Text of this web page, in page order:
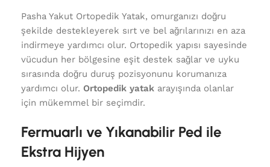
Pasha Yakut Ortopedik Yatak, omurganızı doğru
şekilde destekleyerek sırt ve bel ağrılarınızı en aza
indirmeye yardımcı olur. Ortopedik yapısı sayesinde
vücudun her bölgesine eşit destek sağlar ve uyku
sırasında doğru duruş pozisyonunu korumanıza
yardımcı olur. Ortopedik yatak arayışında olanlar
için mükemmel bir seçimdir.
Fermuarlı ve Yıkanabilir Ped ile
Ekstra Hijyen